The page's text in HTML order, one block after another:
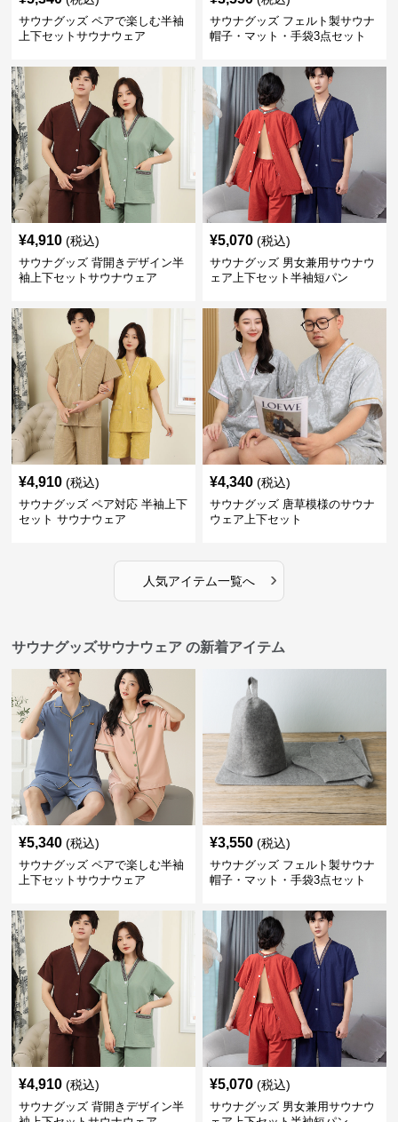
サウナグッズ ペアで楽しむ半袖
上下セットサウナウェア
サウナグッズ フェルト製サウナ
帽子・マット・手袋3点セット
¥4,910 (税込)
サウナグッズ 背開きデザイン半
袖上下セットサウナウェア
¥5,070 (税込)
サウナグッズ 男女兼用サウナウ
ェア上下セット半袖短パン
¥4,910 (税込)
サウナグッズ ペア対応 半袖上下
セット サウナウェア
¥4,340 (税込)
サウナグッズ 唐草模様のサウナ
ウェア上下セット
人気アイテム一覧へ ›
サウナグッズサウナウェア の新着アイテム
¥5,340 (税込)
サウナグッズ ペアで楽しむ半袖
上下セットサウナウェア
¥3,550 (税込)
サウナグッズ フェルト製サウナ
帽子・マット・手袋3点セット
¥4,910 (税込)
サウナグッズ 背開きデザイン半
¥5,070 (税込)
サウナグッズ 男女兼用サウナウ